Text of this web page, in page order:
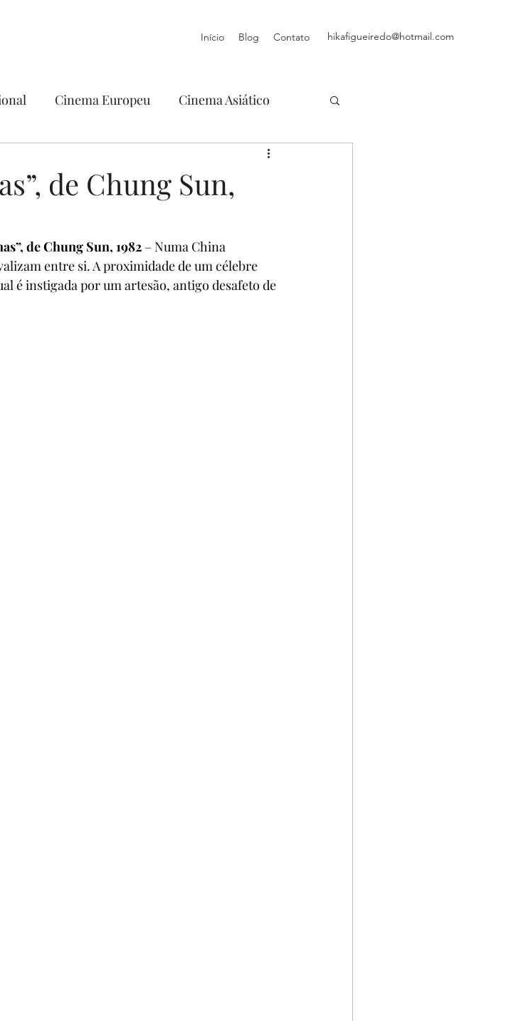
Início Blog Contato hikafigueiredo@hotmail.com
Cinema Europeu Cinema Asiático
de Chung Sun,
de Chung Sun, 1982 – Numa China
entre si. A proximidade de um célebre
é instigada por um artesão, antigo desafeto de